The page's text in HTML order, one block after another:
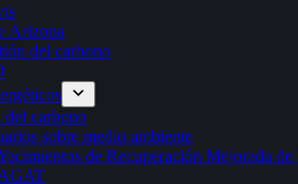
Arizona
del carbono
del carbono
sobre medio ambiente
de Recuperación Mejorada de